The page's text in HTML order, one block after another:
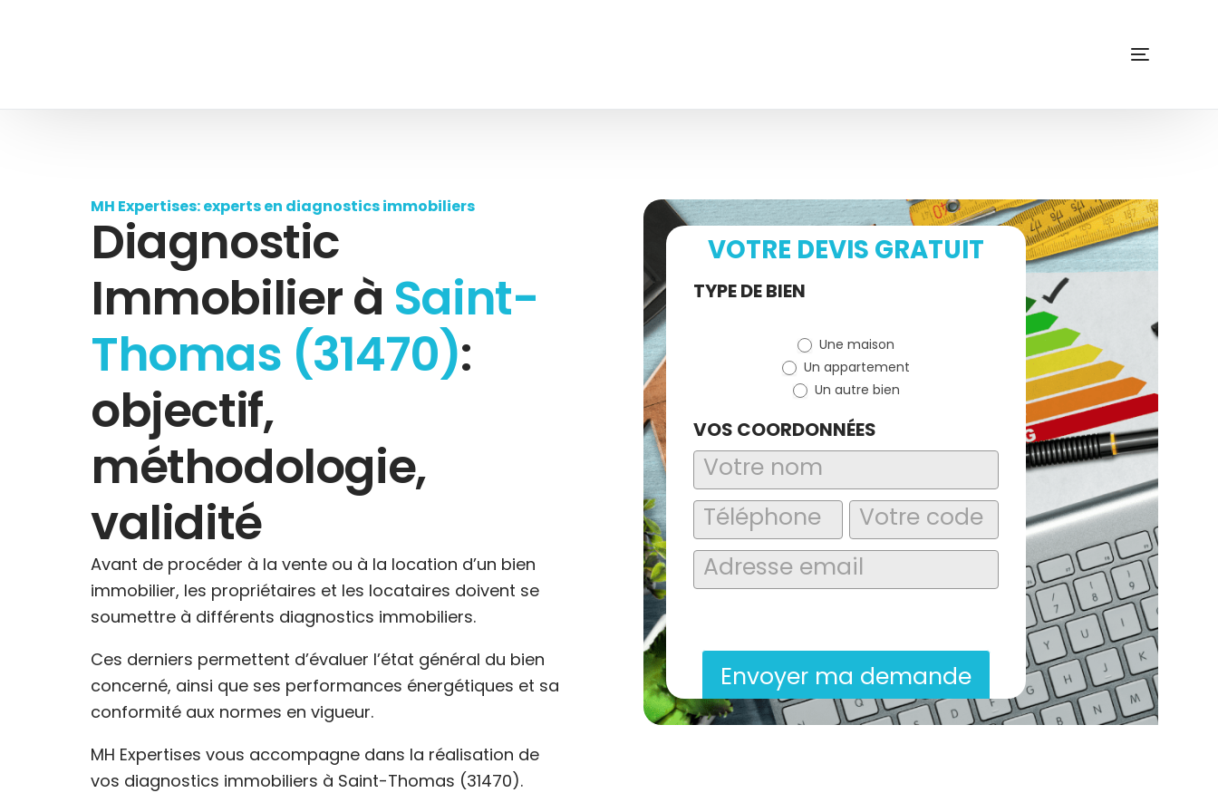
MH Expertises: experts en diagnostics immobiliers
Diagnostic
Immobilier à Saint-
Thomas (31470):
objectif,
méthodologie,
validité
Avant de procéder à la vente ou à la location d’un bien
immobilier, les propriétaires et les locataires doivent se
soumettre à différents diagnostics immobiliers.
Ces derniers permettent d’évaluer l’état général du bien
concerné, ainsi que ses performances énergétiques et sa
conformité aux normes en vigueur.
MH Expertises vous accompagne dans la réalisation de
vos diagnostics immobiliers à Saint-Thomas (31470).
VOTRE DEVIS GRATUIT
Demande
TYPE DE BIEN
Une maison
Un appartement
Un autre bien
VOS COORDONNÉES
Envoyer ma demande